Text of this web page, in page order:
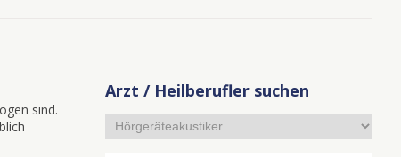
sind.
Arzt / Heilberufler suchen